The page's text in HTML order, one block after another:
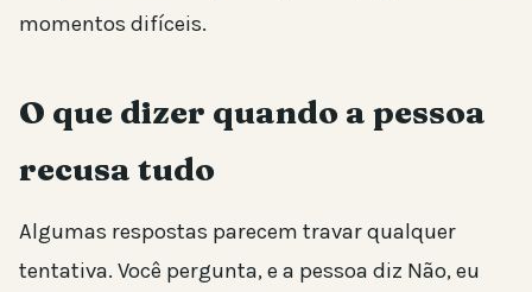
momentos difíceis.
O que dizer quando a pessoa
recusa tudo
Algumas respostas parecem travar qualquer
tentativa. Você pergunta, e a pessoa diz Não, eu